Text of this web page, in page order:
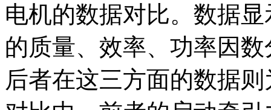
电机的数据对比。数据
的质量、效率、功率因数
后者在这三方面的数据